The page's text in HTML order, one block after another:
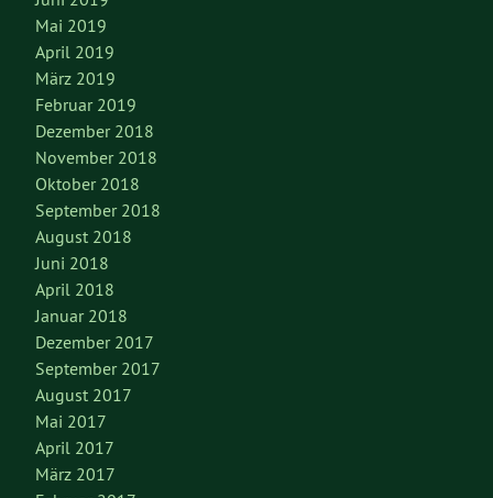
Mai 2019
April 2019
März 2019
Februar 2019
Dezember 2018
November 2018
Oktober 2018
September 2018
August 2018
Juni 2018
April 2018
Januar 2018
Dezember 2017
September 2017
August 2017
Mai 2017
April 2017
März 2017